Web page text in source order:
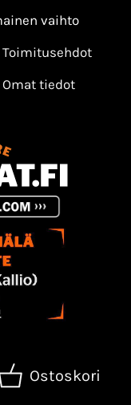
vaihto
Toimitusehdot
Omat tiedot
Ostoskori